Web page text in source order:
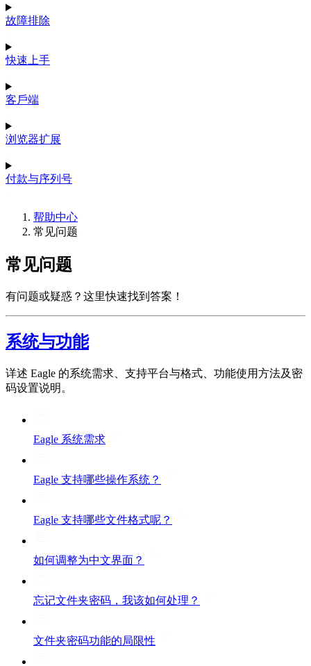
故障排除
快速上手
客戶端
浏览器扩展
付款与序列号
帮助中心
常见问题
常见问题
有问题或疑惑？这里快速找到答案！
系统与功能
详述 Eagle 的系统需求、支持平台与格式、功能使用方法及密
码设置说明。
Eagle 系统需求
Eagle 支持哪些操作系统？
Eagle 支持哪些文件格式呢？
如何调整为中文界面？
忘记文件夹密码，我该如何处理？
文件夹密码功能的局限性